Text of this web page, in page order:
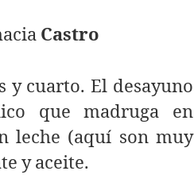
Castro
y cuarto. El desayuno
que madruga en
leche (aquí son muy
y aceite.